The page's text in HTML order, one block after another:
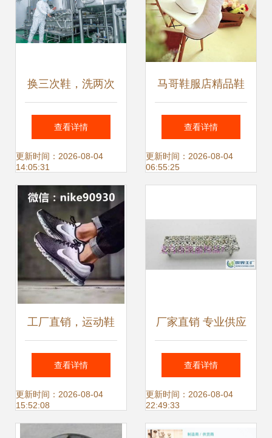
换三次鞋，洗两次
手 跃莱智慧工厂以
严格举措保障产品
安全生产
查看详情
更新时间：2026-08-04
14:05:31
马哥鞋服店精品鞋
子杂志
查看详情
更新时间：2026-08-04
06:55:25
工厂直销，运动鞋
服全场低至两折，
一手货源诚招代理
查看详情
更新时间：2026-08-04
15:52:08
厂家直销 专业供应
优质鞋服辅料，助
力纺织皮革产业升
级
查看详情
更新时间：2026-08-04
22:49:33